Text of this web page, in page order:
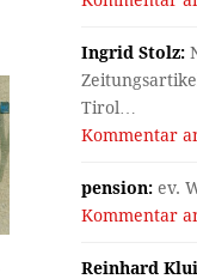
Ingrid Stolz:
Tirol…
Kommentar
pension: ev.
Kommentar
Reinhard